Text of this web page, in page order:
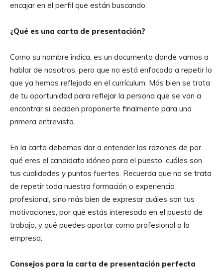
encajar en el perfil que están buscando.
¿Qué es una carta de presentación?
Como su nombre indica, es un documento donde vamos a
hablar de nosotros, pero que no está enfocada a repetir lo
que ya hemos reflejado en el currículum. Más bien se trata
de tu oportunidad para reflejar la persona que se van a
encontrar si deciden proponerte finalmente para una
primera entrevista.
En la carta debemos dar a entender las razones de por
qué eres el candidato idóneo para el puesto, cuáles son
tus cualidades y puntos fuertes. Recuerda que no se trata
de repetir toda nuestra formación o experiencia
profesional, sino más bien de expresar cuáles son tus
motivaciones, por qué estás interesado en el puesto de
trabajo, y qué puedes aportar como profesional a la
empresa.
Consejos para la carta de presentación perfecta